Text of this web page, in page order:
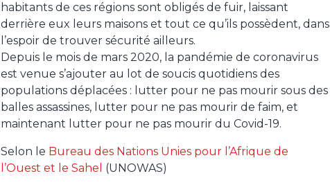
habitants de ces régions sont obligés de fuir, laissant
derrière eux leurs maisons et tout ce qu’ils possèdent, dans
l’espoir de trouver sécurité ailleurs.
Depuis le mois de mars 2020, la pandémie de coronavirus
est venue s’ajouter au lot de soucis quotidiens des
populations déplacées : lutter pour ne pas mourir sous des
balles assassines, lutter pour ne pas mourir de faim, et
maintenant lutter pour ne pas mourir du Covid-19.
Selon le Bureau des Nations Unies pour l’Afrique de
l’Ouest et le Sahel (UNOWAS)